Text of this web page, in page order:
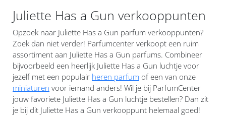
Juliette Has a Gun verkooppunten
Opzoek naar Juliette Has a Gun parfum verkooppunten?
Zoek dan niet verder! Parfumcenter verkoopt een ruim
assortiment aan Juliette Has a Gun parfums. Combineer
bijvoorbeeld een heerlijk Juliette Has a Gun luchtje voor
jezelf met een populair heren parfum of een van onze
miniaturen voor iemand anders! Wil je bij ParfumCenter
jouw favoriete Juliette Has a Gun luchtje bestellen? Dan zit
je bij dit Juliette Has a Gun verkooppunt helemaal goed!